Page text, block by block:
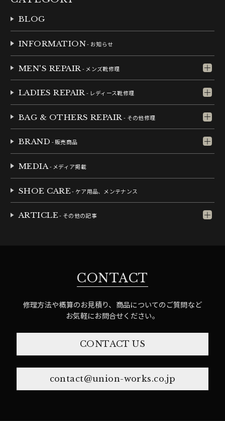
BLOG
INFORMATION- お知らせ
MEN'S REPAIR - メンズ靴修理
LADIES REPAIR- レディース靴修理
BAG & OTHERS REPAIR - その他修理
BRAND - 販売商品
MEDIA- メディア掲載
SHOE CARE- ケア用品、メンテナンス
ARTICLE- その他の記事
CONTACT
修理方法や概算のお見積り、商品についてのご質問など
お気軽にお問合せください。
CONTACT US
contact@union-works.co.jp